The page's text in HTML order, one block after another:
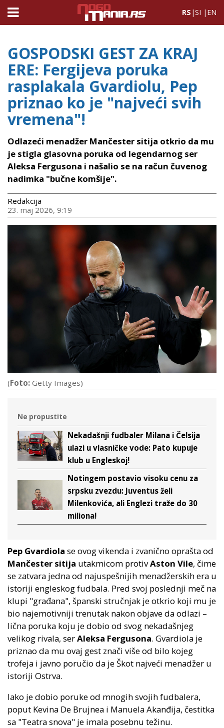
RS |SI | EN
GOSPODSKI GEST ZA KRAJ
ERE: Fergijeva poruka
rasplakala Gvardiolu, Pep
priznao ko je "najveći svih
vremena"!
Odlazeći menadžer Mančester sitija otkrio da mu
je stigla glasovna poruka od legendarnog ser
Aleksa Fergusona i našalio se na račun čuvenog
nadimka "bučne komšije".
Redakcija
23. maj 2026, 9:19
(Foto: Getty Images)
Ne propustite
Nekadašnji fudbaler Milana i Čelsija
ulazi u vlasničke vode: Pato kupuje
klub u Engleskoj!
Notingem postavio visoku cenu za
srpsku zvezdu: Juventus želi
Milenkovića, ali Englezi traže do 30
miliona!
Pep Gvardiola se ovog vikenda i zvanično oprašta od
Mančester sitija utakmicom protivAston Vile, čime
se zatvara jedna od najuspešnijih menadžerskih era u
istoriji engleskog fudbala. Pred svoj poslednji meč na
klupi "građana", španski stručnjak je otkrio koji mu je
bio najemotivniji trenutak nakon objave da odlazi –
lična poruka koju je dobio od svog nekadašnjeg
velikog rivala, serAleksa Fergusona. Gvardiola je
priznao da mu ovaj gest znači više od bilo kojeg
trofeja i javno poručio da je Škot najveći menadžer u
istoriji Ostrva.
Iako je dobio poruke od mnogih svojih fudbalera,
poput Kevina De Brujnea i Manuela Akanđija, čestitka
sa "Teatra snova" je imala posebnu težinu.